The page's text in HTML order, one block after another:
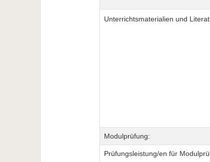
Unterrichtsmaterialien und
Modulprüfung:
Prüfungsleistung/en für